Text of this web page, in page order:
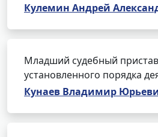
Кулемин Андрей
Младший судебный
установленного порядка
Кунаев Владимир